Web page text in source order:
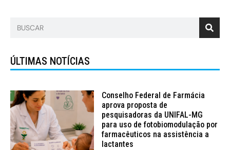
ÚLTIMAS NOTÍCIAS
Conselho Federal de Farmácia
aprova proposta de
pesquisadoras da UNIFAL-MG
para uso de fotobiomodulação por
farmacêuticos na assistência a
lactantes